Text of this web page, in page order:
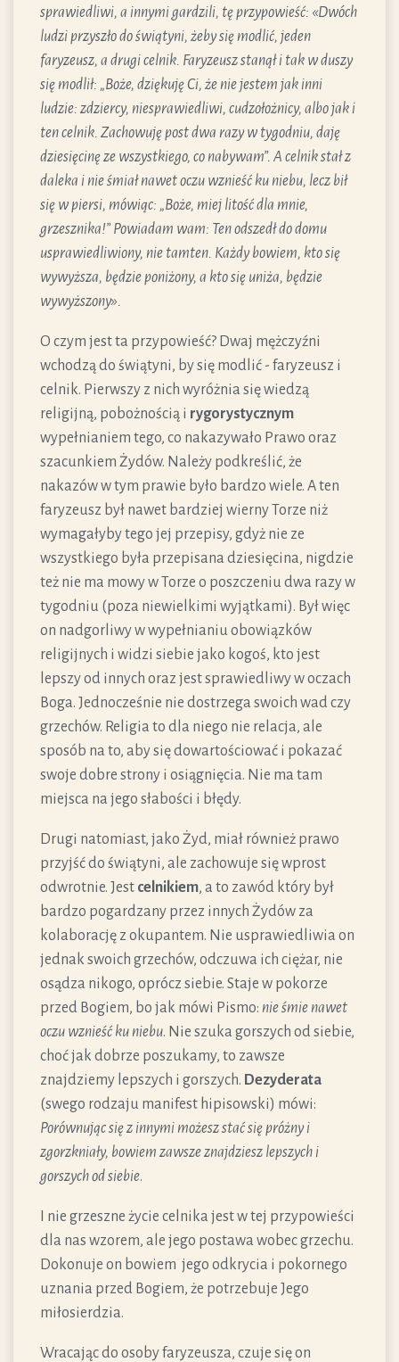
sprawiedliwi, a innymi gardzili, tę przypowieść: «Dwóch
ludzi przyszło do świątyni, żeby się modlić, jeden
faryzeusz, a drugi celnik. Faryzeusz stanął i tak w duszy
się modlił: „Boże, dziękuję Ci, że nie jestem jak inni
ludzie: zdziercy, niesprawiedliwi, cudzołożnicy, albo jak i
ten celnik. Zachowuję post dwa razy w tygodniu, daję
dziesięcinę ze wszystkiego, co nabywam”. A celnik stał z
daleka i nie śmiał nawet oczu wznieść ku niebu, lecz bił
się w piersi, mówiąc: „Boże, miej litość dla mnie,
grzesznika!” Powiadam wam: Ten odszedł do domu
usprawiedliwiony, nie tamten. Każdy bowiem, kto się
wywyższa, będzie poniżony, a kto się uniża, będzie
wywyższony».
O czym jest ta przypowieść? Dwaj mężczyźni
wchodzą do świątyni, by się modlić - faryzeusz i
celnik. Pierwszy z nich wyróżnia się wiedzą
religijną, pobożnością i rygorystycznym
wypełnianiem tego, co nakazywało Prawo oraz
szacunkiem Żydów. Należy podkreślić, że
nakazów w tym prawie było bardzo wiele. A ten
faryzeusz był nawet bardziej wierny Torze niż
wymagałyby tego jej przepisy, gdyż nie ze
wszystkiego była przepisana dziesięcina, nigdzie
też nie ma mowy w Torze o poszczeniu dwa razy w
tygodniu (poza niewielkimi wyjątkami). Był więc
on nadgorliwy w wypełnianiu obowiązków
religijnych i widzi siebie jako kogoś, kto jest
lepszy od innych oraz jest sprawiedliwy w oczach
Boga. Jednocześnie nie dostrzega swoich wad czy
grzechów. Religia to dla niego nie relacja, ale
sposób na to, aby się dowartościować i pokazać
swoje dobre strony i osiągnięcia. Nie ma tam
miejsca na jego słabości i błędy.
Drugi natomiast, jako Żyd, miał również prawo
przyjść do świątyni, ale zachowuje się wprost
odwrotnie. Jest celnikiem, a to zawód który był
bardzo pogardzany przez innych Żydów za
kolaborację z okupantem. Nie usprawiedliwia on
jednak swoich grzechów, odczuwa ich ciężar, nie
osądza nikogo, oprócz siebie. Staje w pokorze
przed Bogiem, bo jak mówi Pismo: nie śmie nawet
oczu wznieść ku niebu. Nie szuka gorszych od siebie,
choć jak dobrze poszukamy, to zawsze
znajdziemy lepszych i gorszych. Dezyderata
(swego rodzaju manifest hipisowski) mówi:
Porównując się z innymi możesz stać się próżny i
zgorzkniały, bowiem zawsze znajdziesz lepszych i
gorszych od siebie.
I nie grzeszne życie celnika jest w tej przypowieści
dla nas wzorem, ale jego postawa wobec grzechu.
Dokonuje on bowiem jego odkrycia i pokornego
uznania przed Bogiem, że potrzebuje Jego
miłosierdzia.
Wracając do osoby faryzeusza, czuje się on